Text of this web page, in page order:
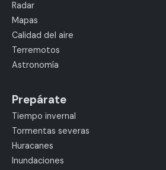
Radar
Mapas
Calidad del aire
Terremotos
Astronomía
Prepárate
Tiempo invernal
Tormentas severas
Huracanes
Inundaciones